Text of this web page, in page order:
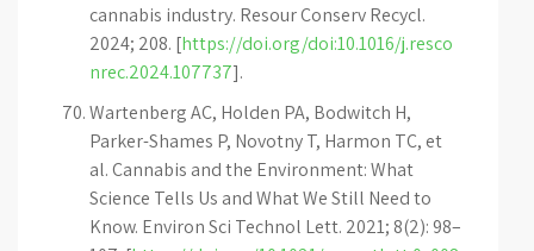
cannabis industry. Resour Conserv Recycl.
2024; 208. [https://doi.org/doi:10.1016/j.resco
nrec.2024.107737].
Wartenberg AC, Holden PA, Bodwitch H,
Parker-Shames P, Novotny T, Harmon TC, et
al. Cannabis and the Environment: What
Science Tells Us and What We Still Need to
Know. Environ Sci Technol Lett. 2021; 8(2): 98–